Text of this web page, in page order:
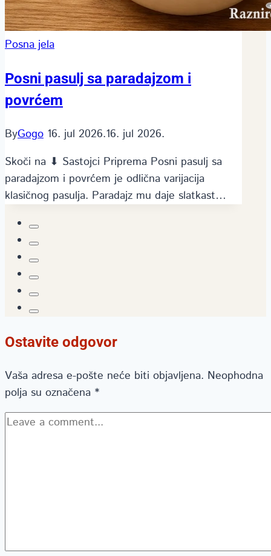
Posna jela
Posni pasulj sa paradajzom i
povrćem
ByGogo 16. jul 2026.16. jul 2026.
Skoči na ⬇ Sastojci Priprema Posni pasulj sa
paradajzom i povrćem je odlična varijacija
klasičnog pasulja. Paradajz mu daje slatkast…
Ostavite odgovor
Vaša adresa e-pošte neće biti objavljena. Neophodna
polja su označena *